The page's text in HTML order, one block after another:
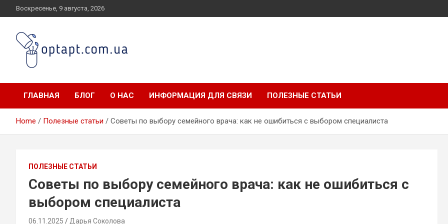
to
Воскресенье, 9 августа, 2026
optapt.com.ua
ГЛАВНАЯ БЛОГ О НАС ИНФОРМАЦИЯ ДЛЯ СВЯЗИ ПОЛЕЗНЫЕ СТАТЬИ
Home Полезные статьи Советы по выбору семейного врача: как не ошибиться с выбором специалиста
ПОЛЕЗНЫЕ СТАТЬИ
Советы по выбору семейного врача: как не ошибиться с
выбором специалиста
06.11.2025 Дарья Соколова